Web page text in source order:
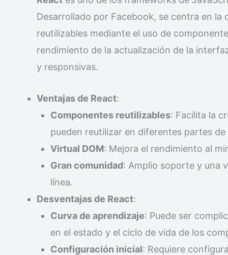
Desarrollado por Facebook, se centra en
reutilizables mediante el uso de
rendimiento de la actualización de la
y responsivas.
Ventajas de React:
Componentes reutilizables: Facilita la
pueden reutilizar en diferentes partes de
Virtual DOM: Mejora el rendimiento al
Gran comunidad: Amplio soporte y una
línea.
Desventajas de React:
Curva de aprendizaje: Puede ser
en el estado y el ciclo de vida de los
Configuración inicial: Requiere